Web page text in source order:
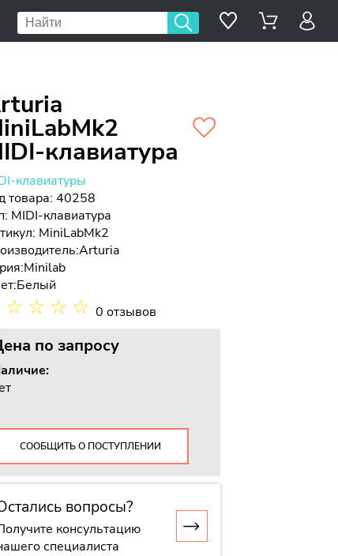
клавиатура
клавиатуры
товара: 40258
MIDI-клавиатура
MiniLabMk2
Arturia
Minilab
Белый
☆ ☆ ☆ ☆ 0 отзывов
по запросу
СООБЩИТЬ О ПОСТУПЛЕНИИ
вопросы?
консультацию
специалиста